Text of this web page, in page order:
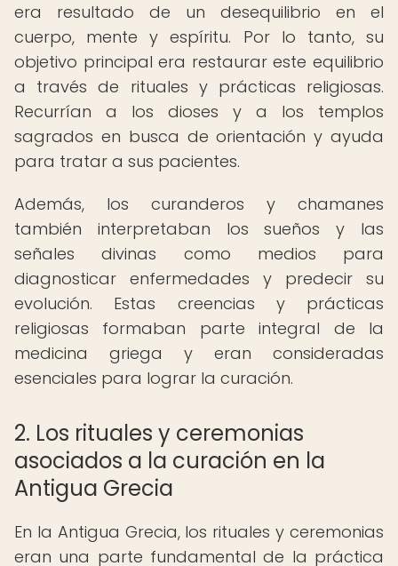
era resultado de un desequilibrio en el
cuerpo, mente y espíritu. Por lo tanto, su
objetivo principal era restaurar este equilibrio
a través de rituales y prácticas religiosas.
Recurrían a los dioses y a los templos
sagrados en busca de orientación y ayuda
para tratar a sus pacientes.
Además, los curanderos y chamanes
también interpretaban los sueños y las
señales divinas como medios para
diagnosticar enfermedades y predecir su
evolución. Estas creencias y prácticas
religiosas formaban parte integral de la
medicina griega y eran consideradas
esenciales para lograr la curación.
2. Los rituales y ceremonias
asociados a la curación en la
Antigua Grecia
En la Antigua Grecia, los rituales y ceremonias
eran una parte fundamental de la práctica